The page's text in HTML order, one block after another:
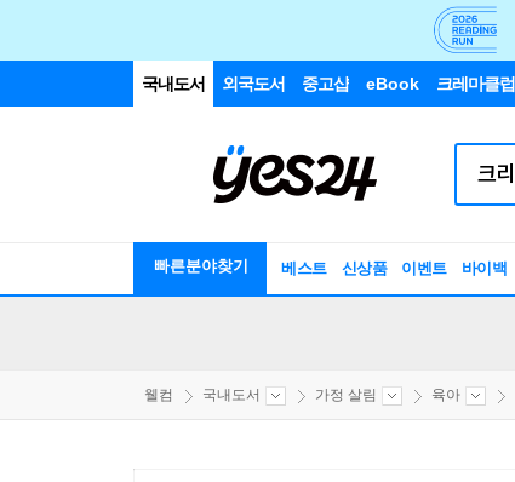
국내도서 외국도서 중고샵 eBook 크레마클럽
빠른분야찾기 베스트 신상품 이벤트 바이백
웰컴 국내도서 가정 살림 육아